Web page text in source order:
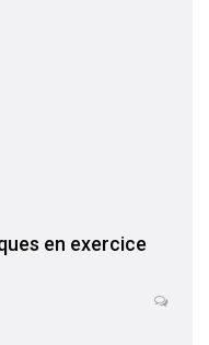
en exercice